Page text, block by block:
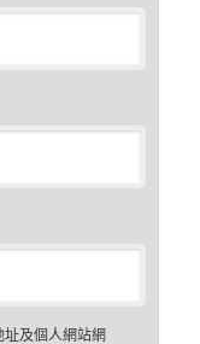
及個人網站網